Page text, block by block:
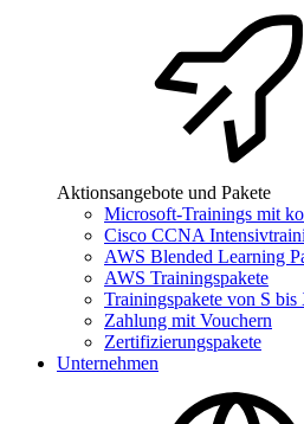
Aktionsangebote und Pakete
Microsoft-Trainings mit
Cisco CCNA
AWS Blended Learning
AWS Trainingspakete
Trainingspakete von S
Zahlung mit Vouchern
Zertifizierungspakete
Unternehmen